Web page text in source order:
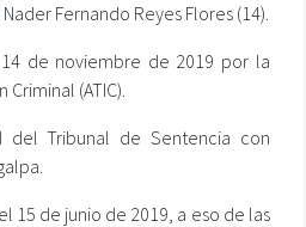
Fernando Reyes Flores (14).
de noviembre de 2019 por la
(ATIC).
Tribunal de Sentencia con
15 de junio de 2019, a eso de las